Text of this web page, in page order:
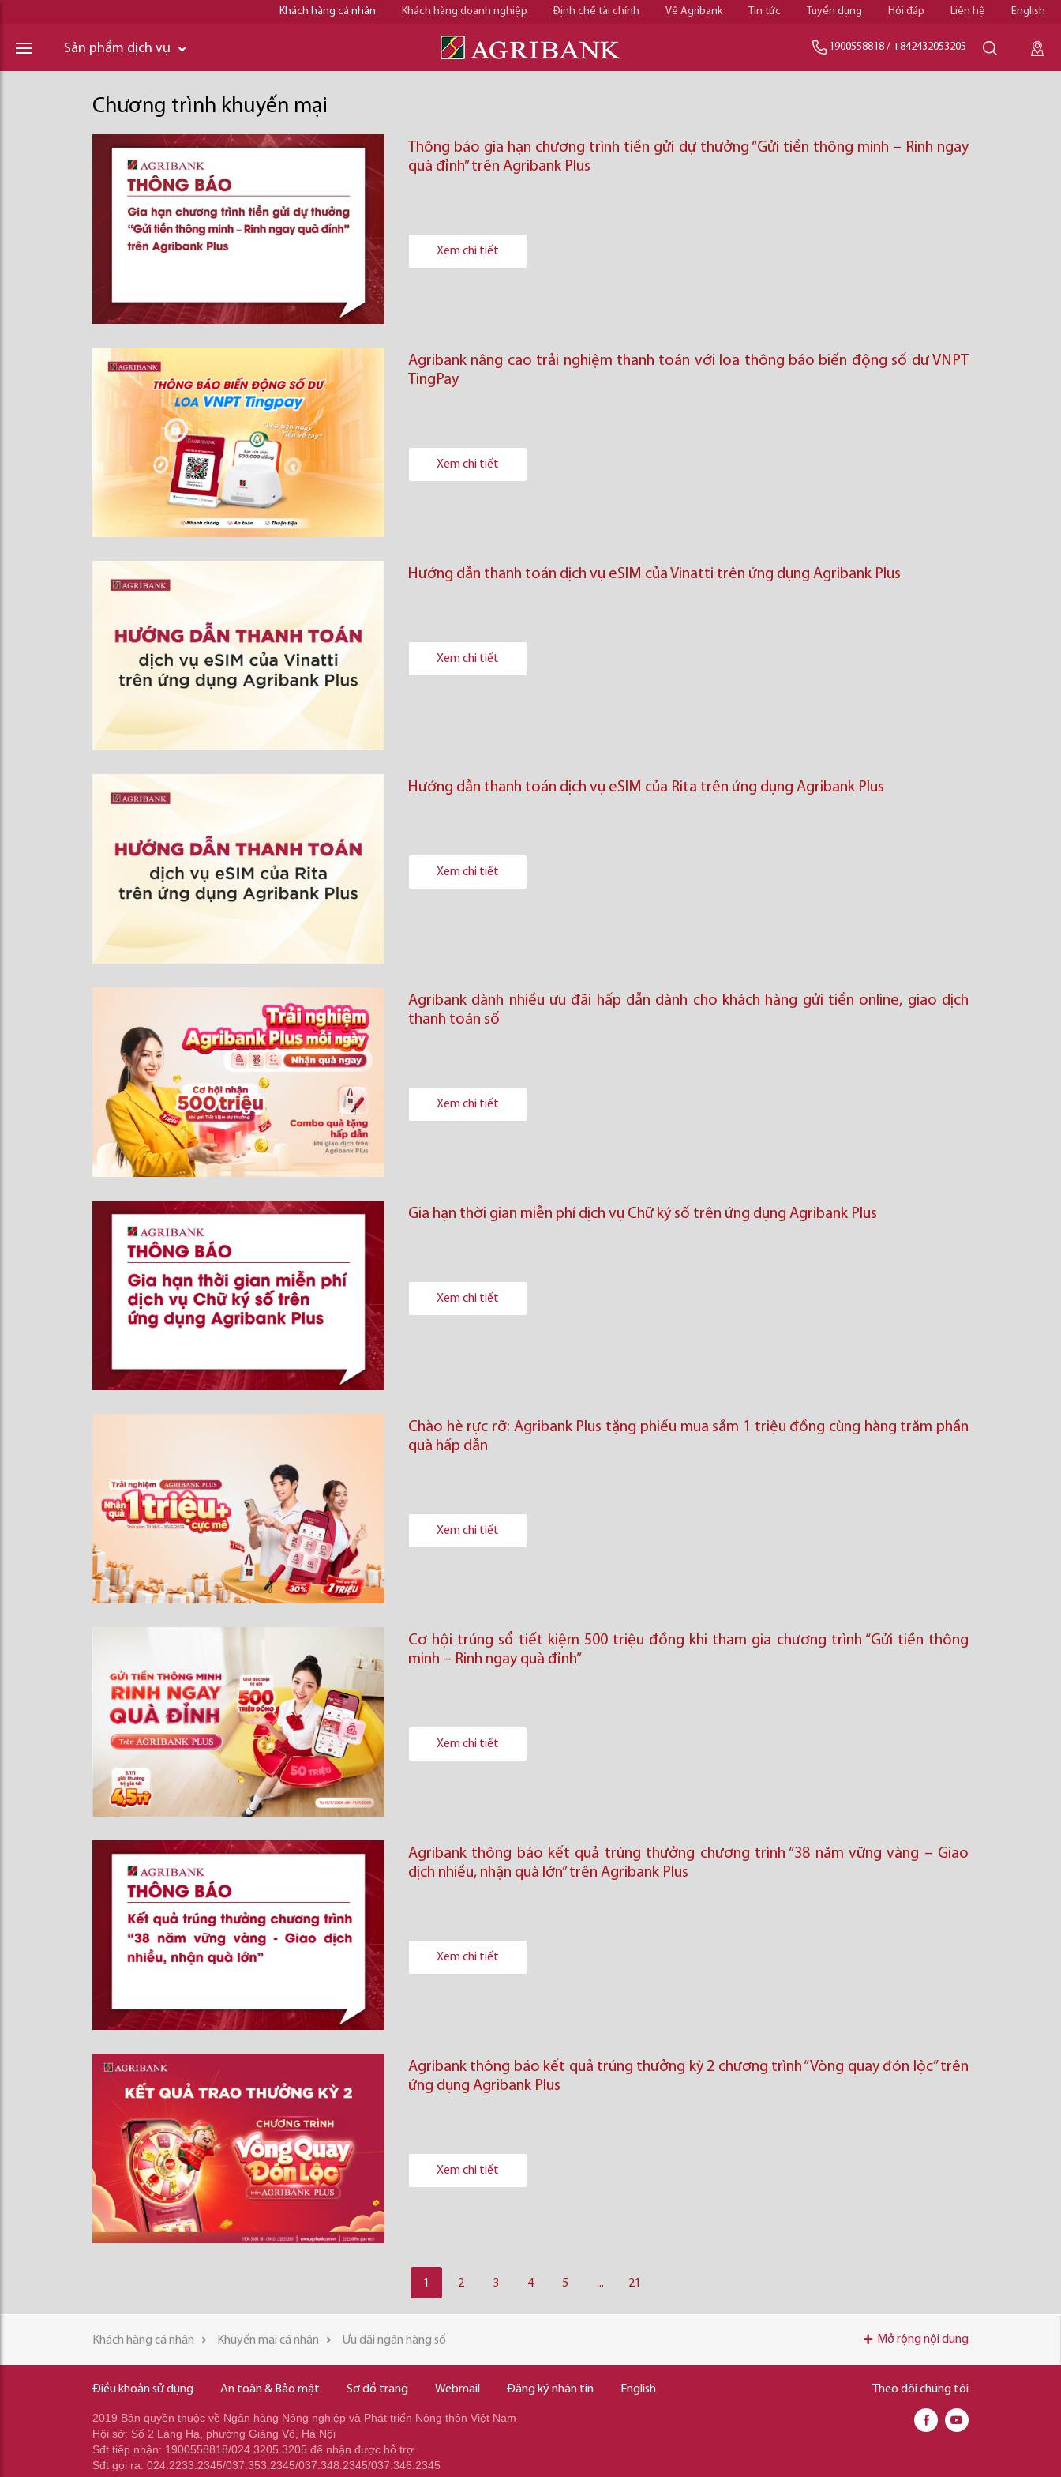
Khách hàng cá nhân Khách hàng doanh nghiệp Định chế tài chính Về Agribank Tin tức Tuyển dụng Hỏi đáp Liên hệ English
Sản phẩm dịch vụ 1900558818 / +842432053205
Chương trình khuyến mại
Thông báo gia hạn chương trình tiền gửi dự thưởng “Gửi tiền thông minh – Rinh ngay
quà đỉnh” trên Agribank Plus
Xem chi tiết
Agribank nâng cao trải nghiệm thanh toán với loa thông báo biến động số dư VNPT
TingPay
Xem chi tiết
Hướng dẫn thanh toán dịch vụ eSIM của Vinatti trên ứng dụng Agribank Plus
Xem chi tiết
Hướng dẫn thanh toán dịch vụ eSIM của Rita trên ứng dụng Agribank Plus
Xem chi tiết
Agribank dành nhiều ưu đãi hấp dẫn dành cho khách hàng gửi tiền online, giao dịch
thanh toán số
Xem chi tiết
Gia hạn thời gian miễn phí dịch vụ Chữ ký số trên ứng dụng Agribank Plus
Xem chi tiết
Chào hè rực rỡ: Agribank Plus tặng phiếu mua sắm 1 triệu đồng cùng hàng trăm phần
quà hấp dẫn
Xem chi tiết
Cơ hội trúng sổ tiết kiệm 500 triệu đồng khi tham gia chương trình “Gửi tiền thông
minh – Rinh ngay quà đỉnh”
Xem chi tiết
Agribank thông báo kết quả trúng thưởng chương trình “38 năm vững vàng – Giao
dịch nhiều, nhận quà lớn” trên Agribank Plus
Xem chi tiết
Agribank thông báo kết quả trúng thưởng kỳ 2 chương trình “Vòng quay đón lộc’’ trên
ứng dụng Agribank Plus
Xem chi tiết
1 2 3 4 5 ... 21
Khách hàng cá nhân Khuyến mại cá nhân Ưu đãi ngân hàng số Mở rộng nội dung
Điều khoản sử dụng An toàn & Bảo mật Sơ đồ trang Webmail Đăng ký nhận tin English
2019 Bản quyền thuộc về Ngân hàng Nông nghiệp và Phát triển Nông thôn Việt Nam
Hội sở: Số 2 Láng Hạ, phường Giảng Võ, Hà Nội
Sđt tiếp nhận: 1900558818/024.3205.3205 để nhận được hỗ trợ
Sđt gọi ra: 024.2233.2345/037.353.2345/037.348.2345/037.346.2345
Theo dõi chúng tôi